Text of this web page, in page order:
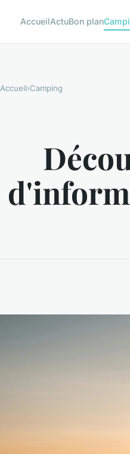
AccueilActuBon plan
Accueil›Camping